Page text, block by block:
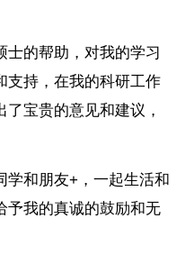
士的帮助，对我的学习
支持，在我的科研工作
宝贵的意见和建议，
学和朋友+，一起生活和
予我的真诚的鼓励和无